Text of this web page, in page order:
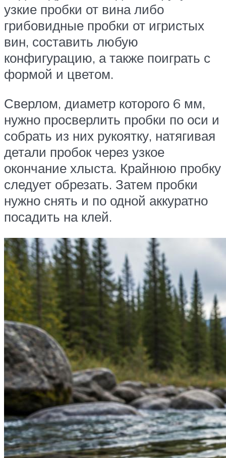
узкие пробки от вина либо
грибовидные пробки от игристых
вин, составить любую
конфигурацию, а также поиграть с
формой и цветом.
Сверлом, диаметр которого 6 мм,
нужно просверлить пробки по оси и
собрать из них рукоятку, натягивая
детали пробок через узкое
окончание хлыста. Крайнюю пробку
следует обрезать. Затем пробки
нужно снять и по одной аккуратно
посадить на клей.